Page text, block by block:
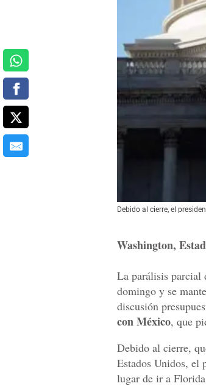
Debido al cierre, el
Washington,
La parálisis parcial
domingo y se
discusión
con México, que
Debido al cierre,
Estados Unidos, el
lugar de ir a